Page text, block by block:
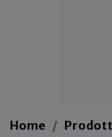
Home